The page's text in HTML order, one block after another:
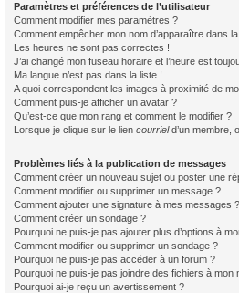
Paramètres et préférences de l’utilisateur
Comment modifier mes paramètres ?
Comment empêcher mon nom d’apparaître dans
Les heures ne sont pas correctes !
J’ai changé mon fuseau horaire et l’heure est
Ma langue n’est pas dans la liste !
A quoi correspondent les images à proximité de
Comment puis-je afficher un avatar ?
Qu’est-ce que mon rang et comment le modifier ?
Lorsque je clique sur le lien courrield’un membre,
Problèmes liés à la publication de messages
Comment créer un nouveau sujet ou poster une
Comment modifier ou supprimer un message ?
Comment ajouter une signature à mes messages ?
Comment créer un sondage ?
Pourquoi ne puis-je pas ajouter plus d’options à
Comment modifier ou supprimer un sondage ?
Pourquoi ne puis-je pas accéder à un forum ?
Pourquoi ne puis-je pas joindre des fichiers à mon
Pourquoi ai-je reçu un avertissement ?